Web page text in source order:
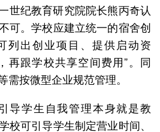
世纪教育研究院院长熊丙奇认
可。学校应建立统一的宿舍创
列出创业项目、提供启动资
再跟学校共享空间费用”。同
需按微型企业规范管理。
导学生自我管理本身就是教
校可引导学生制定营业时间、